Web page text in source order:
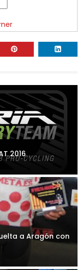
2016
a Aragón con